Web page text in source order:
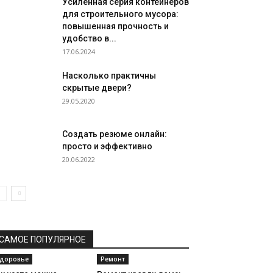
для строительного мусора:
повышенная прочность и
удобство в...
17.06.2024
Насколько практичны
скрытые двери?
29.05.2020
Создать резюме онлайн:
просто и эффективно
20.06.2022
ПОПУЛЯРНОЕ
Ремонт